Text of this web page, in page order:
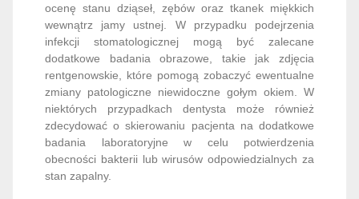
ocenę stanu dziąseł, zębów oraz tkanek miękkich
wewnątrz jamy ustnej. W przypadku podejrzenia
infekcji stomatologicznej mogą być zalecane
dodatkowe badania obrazowe, takie jak zdjęcia
rentgenowskie, które pomogą zobaczyć ewentualne
zmiany patologiczne niewidoczne gołym okiem. W
niektórych przypadkach dentysta może również
zdecydować o skierowaniu pacjenta na dodatkowe
badania laboratoryjne w celu potwierdzenia
obecności bakterii lub wirusów odpowiedzialnych za
stan zapalny.